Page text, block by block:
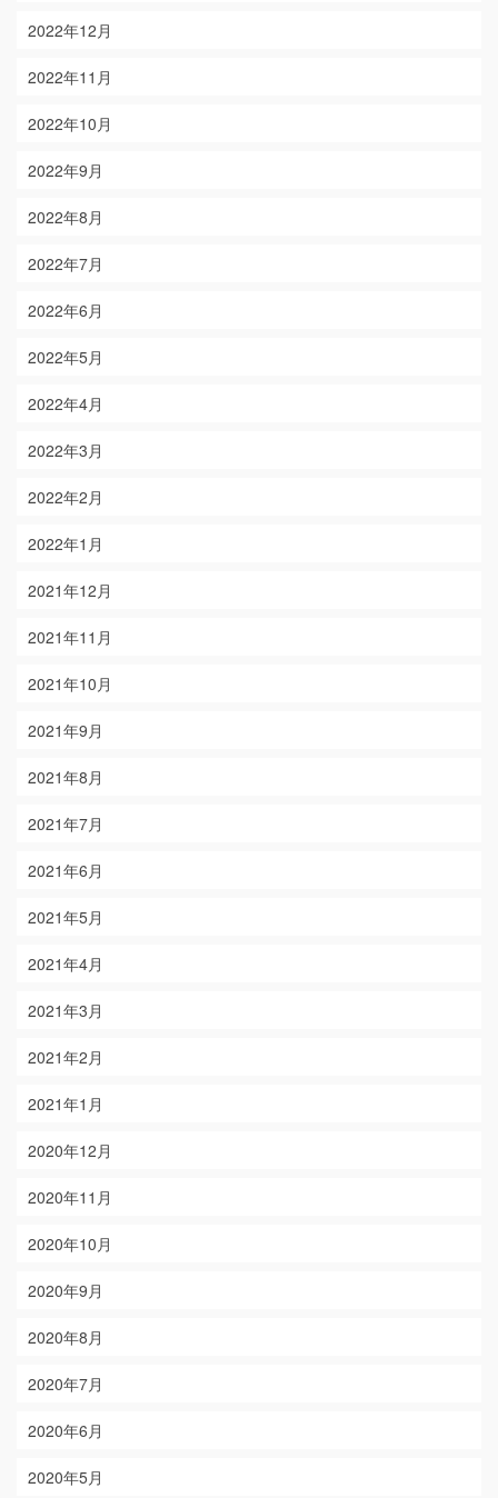
2022年12月
2022年11月
2022年10月
2022年9月
2022年8月
2022年7月
2022年6月
2022年5月
2022年4月
2022年3月
2022年2月
2022年1月
2021年12月
2021年11月
2021年10月
2021年9月
2021年8月
2021年7月
2021年6月
2021年5月
2021年4月
2021年3月
2021年2月
2021年1月
2020年12月
2020年11月
2020年10月
2020年9月
2020年8月
2020年7月
2020年6月
2020年5月